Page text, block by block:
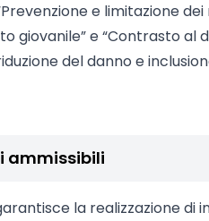
e limitazione
giovanile” e “Contrasto al
del danno e
ammissibili
la realizzazione di